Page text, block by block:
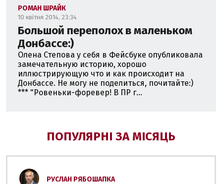
РОМАН ШРАЙК
10 квітня 2014, 23:34
Большой переполох в маленьком
Донбассе:)
Олена Степова у себя в Фейсбуке опубликовала
замечательную историю, хорошо
иллюстрирующую что и как происходит на
Донбассе. Не могу не поделиться, почитайте:)
*** "Ровеньки-форевер! В ПР г...
ПОПУЛЯРНІ ЗА МІСЯЦЬ
РУСЛАН РЯБОШАПКА